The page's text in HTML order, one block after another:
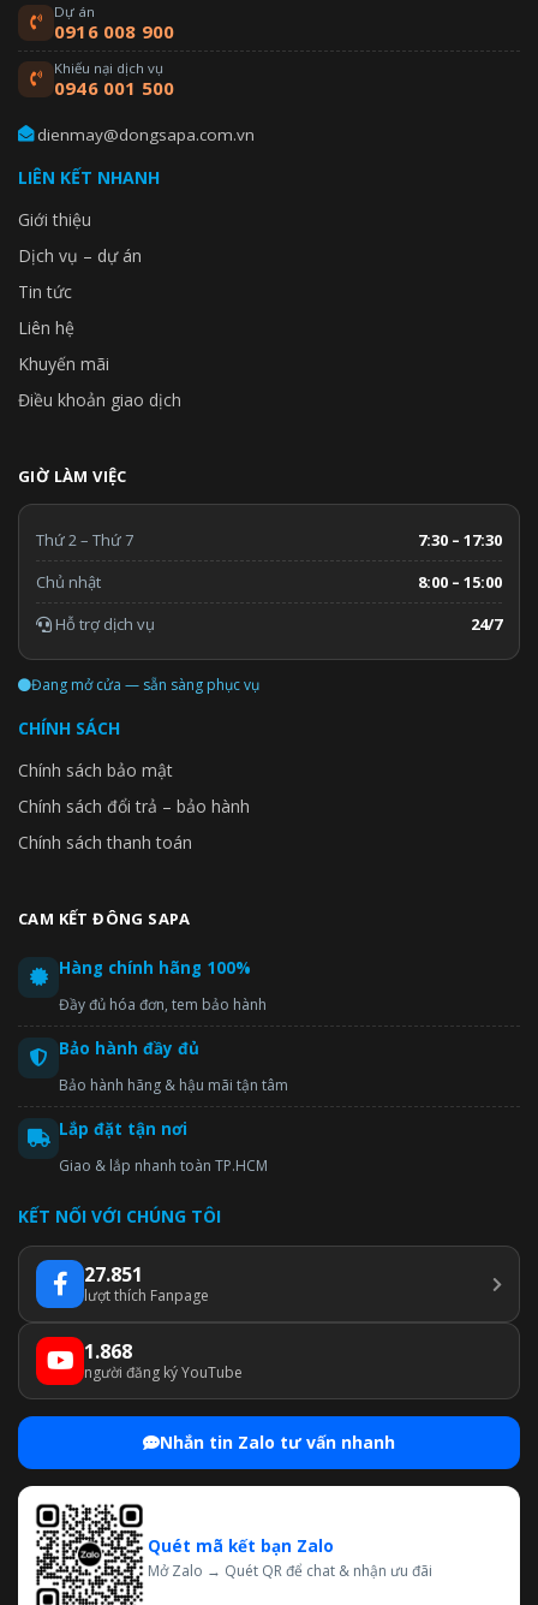
Dự án
0916 008 900
Khiếu nại dịch vụ
0946 001 500
dienmay@dongsapa.com.vn
LIÊN KẾT NHANH
Giới thiệu
Dịch vụ – dự án
Tin tức
Liên hệ
Khuyến mãi
Điều khoản giao dịch
GIỜ LÀM VIỆC
Thứ 2 – Thứ 7
7:30 – 17:30
Chủ nhật
8:00 – 15:00
Hỗ trợ dịch vụ
24/7
Đang mở cửa — sẵn sàng phục vụ
CHÍNH SÁCH
Chính sách bảo mật
Chính sách đổi trả – bảo hành
Chính sách thanh toán
CAM KẾT ĐÔNG SAPA
Hàng chính hãng 100%
Đầy đủ hóa đơn, tem bảo hành
Bảo hành đầy đủ
Bảo hành hãng & hậu mãi tận tâm
Lắp đặt tận nơi
Giao & lắp nhanh toàn TP.HCM
KẾT NỐI VỚI CHÚNG TÔI
27.851
lượt thích Fanpage
1.868
người đăng ký YouTube
Nhắn tin Zalo tư vấn nhanh
Quét mã kết bạn Zalo
Mở Zalo → Quét QR để chat & nhận ưu đãi